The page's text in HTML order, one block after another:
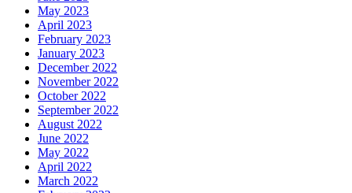
May 2023
April 2023
February 2023
January 2023
December 2022
November 2022
October 2022
September 2022
August 2022
June 2022
May 2022
April 2022
March 2022